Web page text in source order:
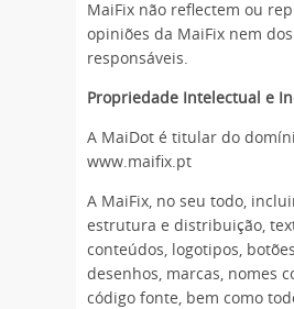
MaiFix não reflectem ou
opiniões da MaiFix nem
responsáveis.
Propriedade Intelectual e
A MaiDot é titular do
www.maifix.pt
A MaiFix, no seu todo,
estrutura e distribuição,
conteúdos, logotipos,
desenhos, marcas, nomes
código fonte, bem como